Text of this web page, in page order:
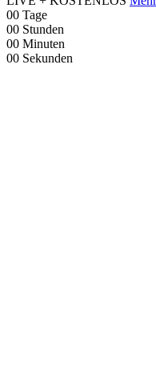
00 Tage
00 Stunden
00 Minuten
00 Sekunden